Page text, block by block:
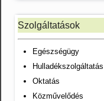
Szolgáltatások
Egészségügy
Hulladékszolgáltatás
Oktatás
Közművelődés